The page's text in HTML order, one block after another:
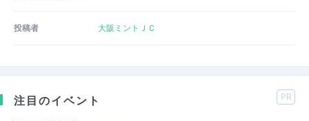
投稿者 大阪ミントＪＣ
注目のイベント PR